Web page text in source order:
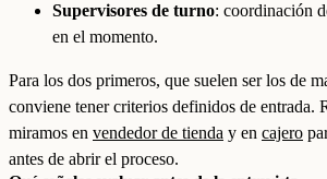
Supervisores de turno: coordinación
en el momento.
Para los dos primeros, que suelen ser los de
conviene tener criterios definidos de entrada.
miramos en vendedor de tienda y en cajero
antes de abrir el proceso.